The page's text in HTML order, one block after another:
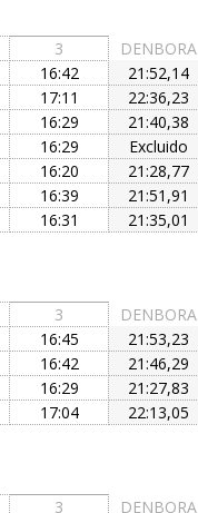
3
DENBORA
16:42
21:52,14
17:11
22:36,23
16:29
21:40,38
16:29
Excluido
16:20
21:28,77
16:39
21:51,91
16:31 21:35,01
3
DENBORA
16:45
21:53,23
16:42
21:46,29
16:29
21:27,83
17:04 22:13,05
3
DENBORA